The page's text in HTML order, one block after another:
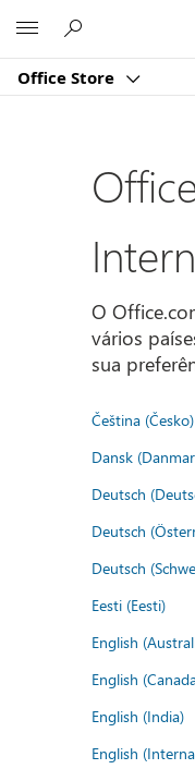
Office Store
O
vários
sua
Čeština (Česko)
Dansk
Deutsch
Deutsch
Deutsch
Eesti (Eesti)
English
English
English (India)
English